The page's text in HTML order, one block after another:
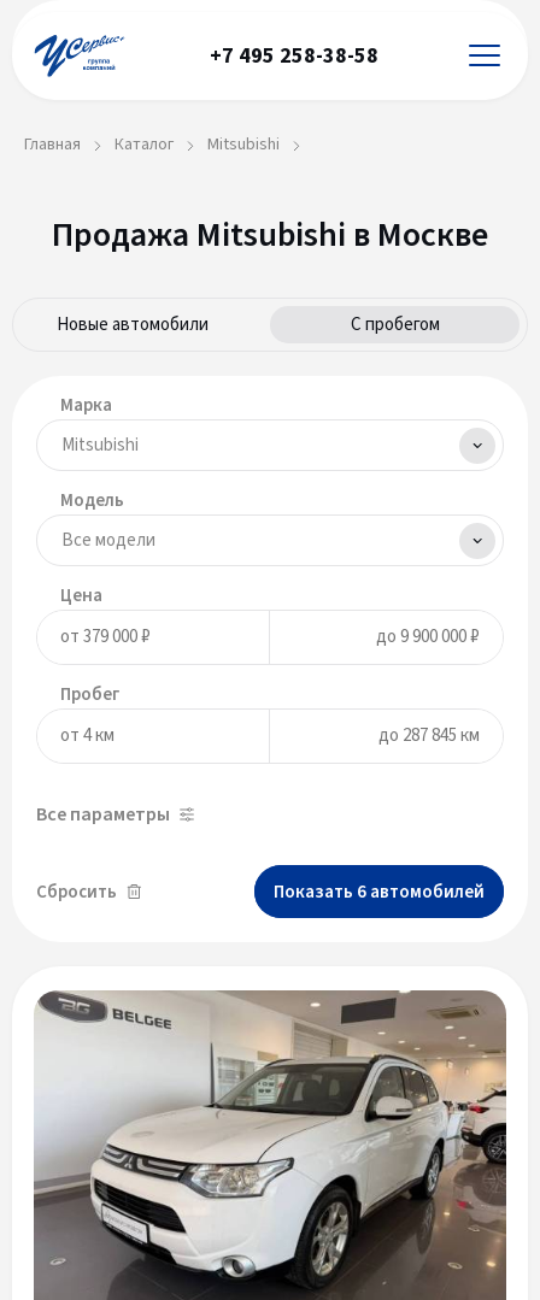
+7 495 258-38-58
Главная Каталог Mitsubishi
Продажа Mitsubishi в Москве
Новые автомобили С пробегом
Марка
Модель
Цена
Пробег
Все параметры
Сбросить Показать 6автомобилей